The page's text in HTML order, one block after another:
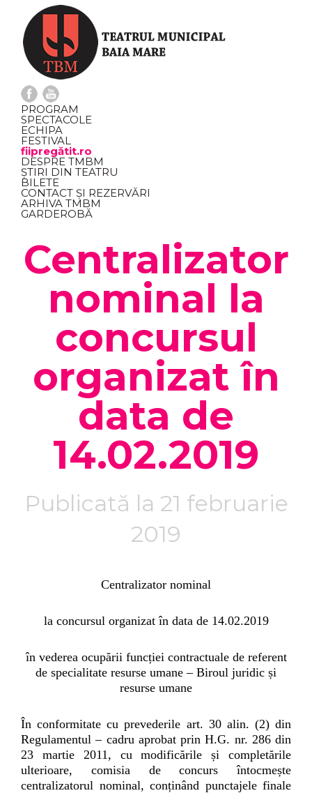
PROGRAM
SPECTACOLE
ECHIPA
FESTIVAL
fiipregătit.ro
DESPRE TMBM
ȘTIRI DIN TEATRU
BILETE
CONTACT ȘI REZERVĂRI
ARHIVA TMBM
GARDEROBĂ
Centralizator
nominal la
concursul
organizat în
data de
14.02.2019
Publicată la 21 februarie
2019
Centralizator nominal
la concursul organizat în data de 14.02.2019
în vederea ocupării funcției contractuale de referent
de specialitate resurse umane – Biroul juridic și
resurse umane
În conformitate cu prevederile art. 30 alin. (2) din
Regulamentul – cadru aprobat prin H.G. nr. 286 din
23 martie 2011, cu modificările și completările
ulterioare, comisia de concurs întocmește
centralizatorul nominal, conținând punctajele finale